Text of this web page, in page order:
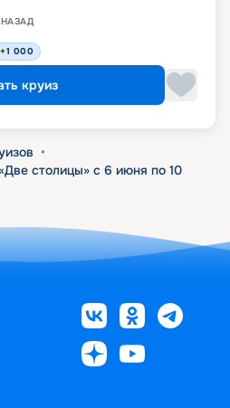
НАЗАД
+1 000
круиз
•
столицы» с 6 июня по 10